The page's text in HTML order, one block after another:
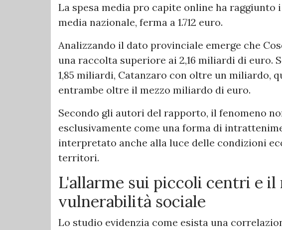
La spesa media pro capite online ha raggiunto
media nazionale, ferma a 1.712 euro.
Analizzando il dato provinciale emerge che
una raccolta superiore ai 2,16 miliardi di euro.
1,85 miliardi, Catanzaro con oltre un miliardo,
entrambe oltre il mezzo miliardo di euro.
Secondo gli autori del rapporto, il fenomeno
esclusivamente come una forma di
interpretato anche alla luce delle condizioni
territori.
L'allarme sui piccoli centri e
vulnerabilità sociale
Lo studio evidenzia come esista una